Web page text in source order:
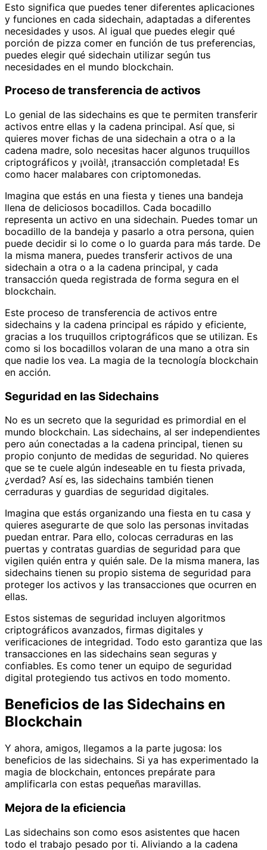
Esto significa que puedes tener diferentes aplicaciones
y funciones en cada sidechain, adaptadas a diferentes
necesidades y usos. Al igual que puedes elegir qué
porción de pizza comer en función de tus preferencias,
puedes elegir qué sidechain utilizar según tus
necesidades en el mundo blockchain.
Proceso de transferencia de activos
Lo genial de las sidechains es que te permiten transferir
activos entre ellas y la cadena principal. Así que, si
quieres mover fichas de una sidechain a otra o a la
cadena madre, solo necesitas hacer algunos truquillos
criptográficos y ¡voilà!, ¡transacción completada! Es
como hacer malabares con criptomonedas.
Imagina que estás en una fiesta y tienes una bandeja
llena de deliciosos bocadillos. Cada bocadillo
representa un activo en una sidechain. Puedes tomar un
bocadillo de la bandeja y pasarlo a otra persona, quien
puede decidir si lo come o lo guarda para más tarde. De
la misma manera, puedes transferir activos de una
sidechain a otra o a la cadena principal, y cada
transacción queda registrada de forma segura en el
blockchain.
Este proceso de transferencia de activos entre
sidechains y la cadena principal es rápido y eficiente,
gracias a los truquillos criptográficos que se utilizan. Es
como si los bocadillos volaran de una mano a otra sin
que nadie los vea. La magia de la tecnología blockchain
en acción.
Seguridad en las Sidechains
No es un secreto que la seguridad es primordial en el
mundo blockchain. Las sidechains, al ser independientes
pero aún conectadas a la cadena principal, tienen su
propio conjunto de medidas de seguridad. No quieres
que se te cuele algún indeseable en tu fiesta privada,
¿verdad? Así es, las sidechains también tienen
cerraduras y guardias de seguridad digitales.
Imagina que estás organizando una fiesta en tu casa y
quieres asegurarte de que solo las personas invitadas
puedan entrar. Para ello, colocas cerraduras en las
puertas y contratas guardias de seguridad para que
vigilen quién entra y quién sale. De la misma manera, las
sidechains tienen su propio sistema de seguridad para
proteger los activos y las transacciones que ocurren en
ellas.
Estos sistemas de seguridad incluyen algoritmos
criptográficos avanzados, firmas digitales y
verificaciones de integridad. Todo esto garantiza que las
transacciones en las sidechains sean seguras y
confiables. Es como tener un equipo de seguridad
digital protegiendo tus activos en todo momento.
Beneficios de las Sidechains en
Blockchain
Y ahora, amigos, llegamos a la parte jugosa: los
beneficios de las sidechains. Si ya has experimentado la
magia de blockchain, entonces prepárate para
amplificarla con estas pequeñas maravillas.
Mejora de la eficiencia
Las sidechains son como esos asistentes que hacen
todo el trabajo pesado por ti. Aliviando a la cadena